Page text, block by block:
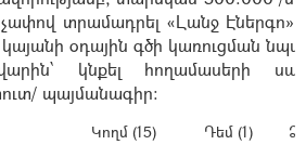
տրամադրել «Լանջ Էներգո»
կայանի օդային գծի կառուցման
կնքել հողամասերի
պայմանագիր:
Կողմ (15) Դեմ (1)